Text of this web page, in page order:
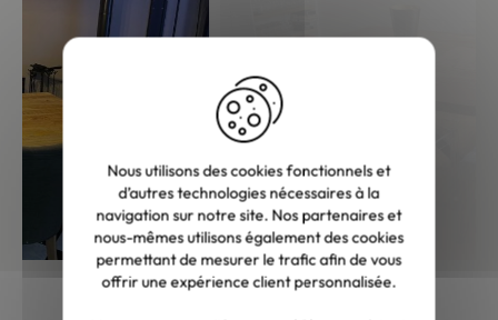
Nous utilisons des cookies fonctionnels et
d’autres technologies nécessaires à la
navigation sur notre site. Nos partenaires et
nous-mêmes utilisons également des cookies
permettant de mesurer le trafic afin de vous
offrir une expérience client personnalisée.